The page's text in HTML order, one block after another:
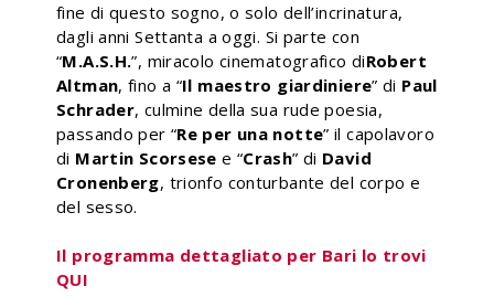
fine di questo sogno, o solo dell’incrinatura,
dagli anni Settanta a oggi. Si parte con
“M.A.S.H.”, miracolo cinematografico diRobert
Altman, fino a “Il maestro giardiniere” di Paul
Schrader, culmine della sua rude poesia,
passando per “Re per una notte” il capolavoro
di Martin Scorsese e “Crash” di David
Cronenberg, trionfo conturbante del corpo e
del sesso.
Il programma dettagliato per Bari lo trovi
QUI